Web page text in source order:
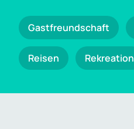
Gastfreundschaft
Reisen Rekreation